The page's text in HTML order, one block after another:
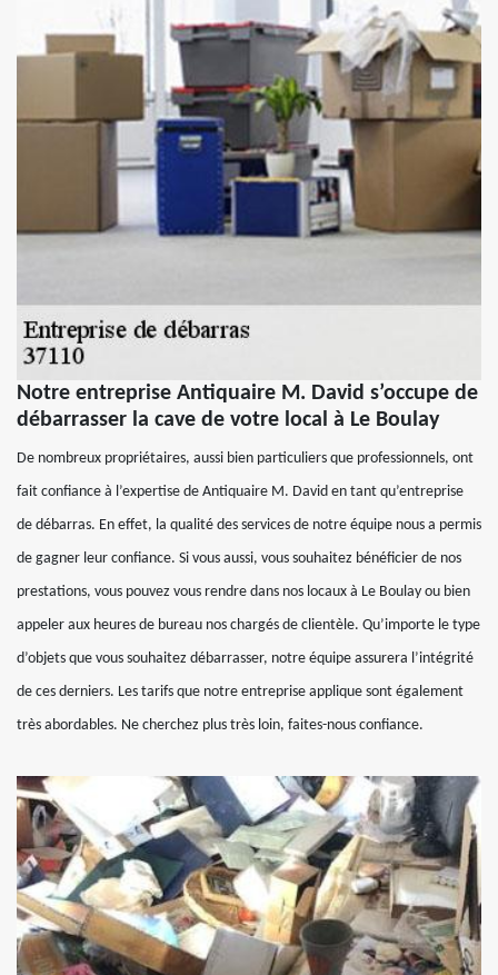
Notre entreprise Antiquaire M. David s’occupe de
débarrasser la cave de votre local à Le Boulay
De nombreux propriétaires, aussi bien particuliers que professionnels, ont
fait confiance à l’expertise de Antiquaire M. David en tant qu’entreprise
de débarras. En effet, la qualité des services de notre équipe nous a permis
de gagner leur confiance. Si vous aussi, vous souhaitez bénéficier de nos
prestations, vous pouvez vous rendre dans nos locaux à Le Boulay ou bien
appeler aux heures de bureau nos chargés de clientèle. Qu’importe le type
d’objets que vous souhaitez débarrasser, notre équipe assurera l’intégrité
de ces derniers. Les tarifs que notre entreprise applique sont également
très abordables. Ne cherchez plus très loin, faites-nous confiance.